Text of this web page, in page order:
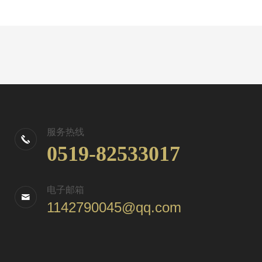
服务热线
0519-82533017
电子邮箱
1142790045@qq.com